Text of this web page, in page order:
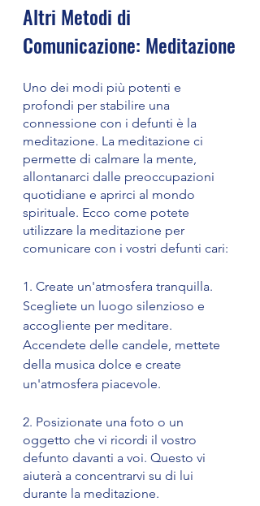
Altri Metodi di
Comunicazione: Meditazione
Uno dei modi più potenti e
profondi per stabilire una
connessione con i defunti è la
meditazione. La meditazione ci
permette di calmare la mente,
allontanarci dalle preoccupazioni
quotidiane e aprirci al mondo
spirituale. Ecco come potete
utilizzare la meditazione per
comunicare con i vostri defunti cari:
1. Create un'atmosfera tranquilla.
Scegliete un luogo silenzioso e
accogliente per meditare.
Accendete delle candele, mettete
della musica dolce e create
un'atmosfera piacevole.
2. Posizionate una foto o un
oggetto che vi ricordi il vostro
defunto davanti a voi. Questo vi
aiuterà a concentrarvi su di lui
durante la meditazione.